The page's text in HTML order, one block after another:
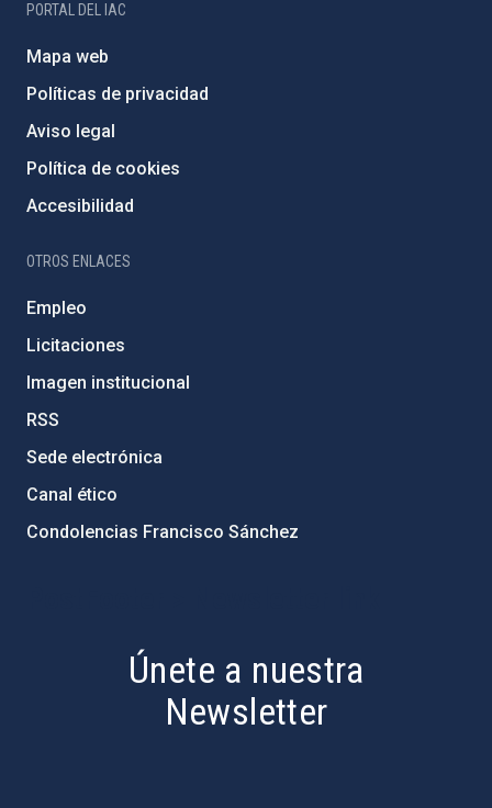
PORTAL DEL IAC
Mapa web
Políticas de privacidad
Aviso legal
Política de cookies
Accesibilidad
OTROS ENLACES
Empleo
Licitaciones
Imagen institucional
RSS
Sede electrónica
Canal ético
Condolencias Francisco Sánchez
Únete a nuestra
Newsletter